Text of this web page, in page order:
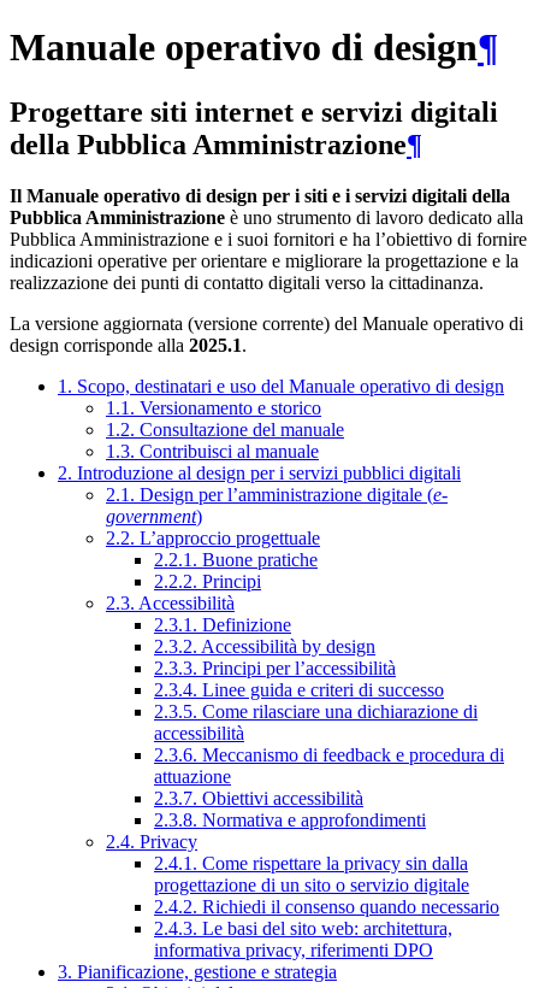
Manuale operativo di design¶
Progettare siti internet e servizi digitali
della Pubblica Amministrazione¶
Il Manuale operativo di design per i siti e i servizi digitali della
Pubblica Amministrazione è uno strumento di lavoro dedicato alla
Pubblica Amministrazione e i suoi fornitori e ha l’obiettivo di fornire
indicazioni operative per orientare e migliorare la progettazione e la
realizzazione dei punti di contatto digitali verso la cittadinanza.
La versione aggiornata (versione corrente) del Manuale operativo di
design corrisponde alla 2025.1.
1. Scopo, destinatari e uso del Manuale operativo di design
1.1. Versionamento e storico
1.2. Consultazione del manuale
1.3. Contribuisci al manuale
2. Introduzione al design per i servizi pubblici digitali
2.1. Design per l’amministrazione digitale (e-
government)
2.2. L’approccio progettuale
2.2.1. Buone pratiche
2.2.2. Principi
2.3. Accessibilità
2.3.1. Definizione
2.3.2. Accessibilità by design
2.3.3. Principi per l’accessibilità
2.3.4. Linee guida e criteri di successo
2.3.5. Come rilasciare una dichiarazione di
accessibilità
2.3.6. Meccanismo di feedback e procedura di
attuazione
2.3.7. Obiettivi accessibilità
2.3.8. Normativa e approfondimenti
2.4. Privacy
2.4.1. Come rispettare la privacy sin dalla
progettazione di un sito o servizio digitale
2.4.2. Richiedi il consenso quando necessario
2.4.3. Le basi del sito web: architettura,
informativa privacy, riferimenti DPO
3. Pianificazione, gestione e strategia